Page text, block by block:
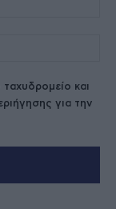
και
για την